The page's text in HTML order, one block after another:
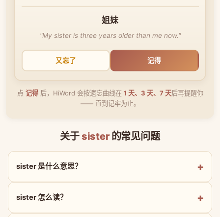
姐妹
"My sister is three years older than me now."
又忘了 记得
点 记得后，HiWord 会按遗忘曲线在 1 天、3 天、7 天后再提醒你
—— 直到记牢为止。
关于 sister的常见问题
sister 是什么意思？
sister 怎么读？